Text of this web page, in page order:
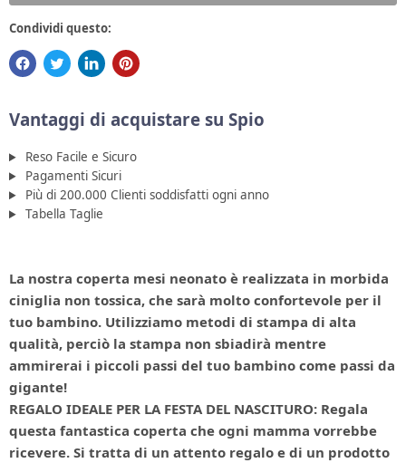
Condividi questo:
Vantaggi di acquistare su Spio
Reso Facile e Sicuro
Pagamenti Sicuri
Più di 200.000 Clienti soddisfatti ogni anno
Tabella Taglie
La nostra coperta mesi neonato è realizzata in morbida
ciniglia non tossica, che sarà molto confortevole per il
tuo bambino. Utilizziamo metodi di stampa di alta
qualità, perciò la stampa non sbiadirà mentre
ammirerai i piccoli passi del tuo bambino come passi da
gigante!
REGALO IDEALE PER LA FESTA DEL NASCITURO: Regala
questa fantastica coperta che ogni mamma vorrebbe
ricevere. Si tratta di un attento regalo e di un prodotto